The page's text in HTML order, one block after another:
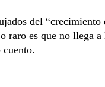
del “crecimiento
raro es que no llega
cuento.